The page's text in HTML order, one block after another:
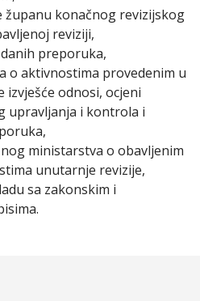
županu konačnog revizijskog
reviziji,
preporuka,
o aktivnostima provedenim u
izvješće odnosi, ocjeni
upravljanja i kontrola i
ministarstva o obavljenim
unutarnje revizije,
sa zakonskim i